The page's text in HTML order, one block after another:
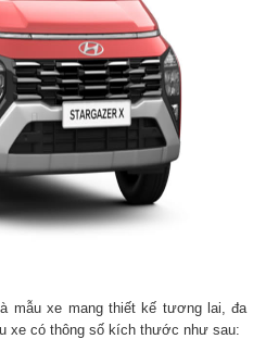
mẫu xe mang thiết kế tương lai, đa
xe có thông số kích thước như sau: